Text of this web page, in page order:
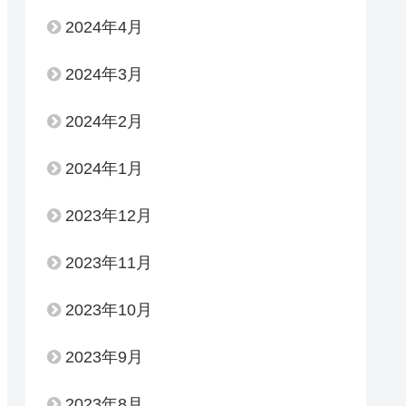
2024年4月
2024年3月
2024年2月
2024年1月
2023年12月
2023年11月
2023年10月
2023年9月